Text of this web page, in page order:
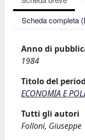
Scheda completa
Anno di
1984
Titolo del
ECONOMIA E
Tutti gli autori
Folloni, Giuseppe